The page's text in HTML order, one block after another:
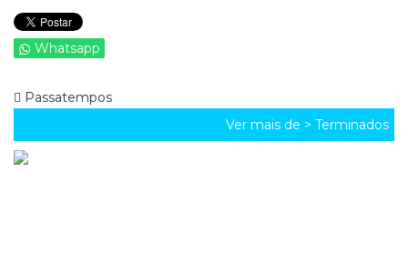
Whatsapp
Passatempos
Ver mais de > Terminados